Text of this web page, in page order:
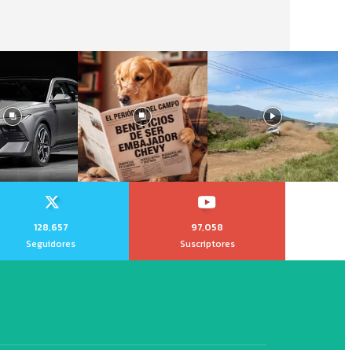
128,657
Seguidores
97,058
Suscriptores